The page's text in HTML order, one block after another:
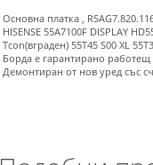
Основна платка ,
HISENSE 55A7100F DISPLAY
Tcon(вграден) 55T45 S00 XL
Борда е гарантирано работещ
Демонтиран от нов уред със